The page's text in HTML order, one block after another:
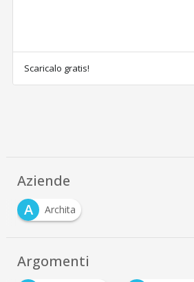
Scaricalo gratis!
Aziende
A
Archita
Argomenti